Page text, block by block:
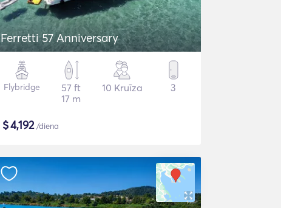
Ferretti 57 Anniversary
Flybridge
57 ft
17 m
10 Kruīza 3
$4,192/diena